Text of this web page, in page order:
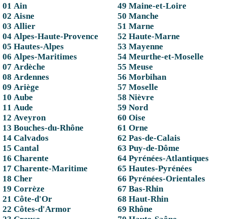
01 Ain
02 Aisne
03 Allier
04 Alpes-Haute-Provence
05 Hautes-Alpes
06 Alpes-Maritimes
07 Ardèche
08 Ardennes
09 Ariège
10 Aube
11 Aude
12 Aveyron
13 Bouches-du-Rhône
14 Calvados
15 Cantal
16 Charente
17 Charente-Maritime
18 Cher
19 Corrèze
21 Côte-d'Or
22 Côtes-d'Armor
49 Maine-et-Loire
50 Manche
51 Marne
52 Haute-Marne
53 Mayenne
54 Meurthe-et-Moselle
55 Meuse
56 Morbihan
57 Moselle
58 Nièvre
59 Nord
60 Oise
61 Orne
62 Pas-de-Calais
63 Puy-de-Dôme
64 Pyrénées-Atlantiques
65 Hautes-Pyrénées
66 Pyrénées-Orientales
67 Bas-Rhin
68 Haut-Rhin
69 Rhône